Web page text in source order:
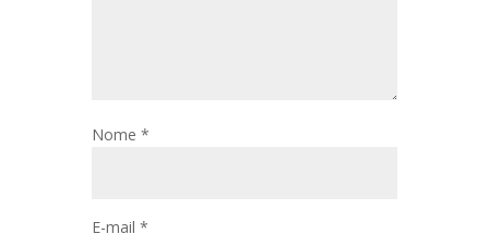
Nome *
E-mail *